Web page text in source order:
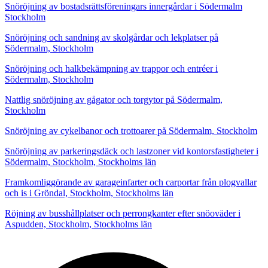
Snöröjning av bostadsrättsföreningars innergårdar i Södermalm
Stockholm
Snöröjning och sandning av skolgårdar och lekplatser på
Södermalm, Stockholm
Snöröjning och halkbekämpning av trappor och entréer i
Södermalm, Stockholm
Nattlig snöröjning av gågator och torgytor på Södermalm,
Stockholm
Snöröjning av cykelbanor och trottoarer på Södermalm, Stockholm
Snöröjning av parkeringsdäck och lastzoner vid kontorsfastigheter i
Södermalm, Stockholm, Stockholms län
Framkomliggörande av garageinfarter och carportar från plogvallar
och is i Gröndal, Stockholm, Stockholms län
Röjning av busshållplatser och perrongkanter efter snöoväder i
Aspudden, Stockholm, Stockholms län